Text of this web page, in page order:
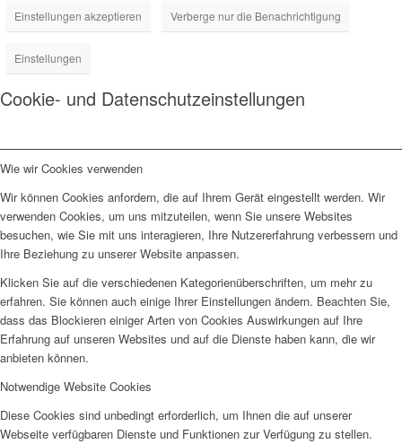
Einstellungen akzeptieren Verberge nur die Benachrichtigung
Einstellungen
Cookie- und Datenschutzeinstellungen
Wie wir Cookies verwenden
Wir können Cookies anfordern, die auf Ihrem Gerät eingestellt werden. Wir
verwenden Cookies, um uns mitzuteilen, wenn Sie unsere Websites
besuchen, wie Sie mit uns interagieren, Ihre Nutzererfahrung verbessern und
Ihre Beziehung zu unserer Website anpassen.
Klicken Sie auf die verschiedenen Kategorienüberschriften, um mehr zu
erfahren. Sie können auch einige Ihrer Einstellungen ändern. Beachten Sie,
dass das Blockieren einiger Arten von Cookies Auswirkungen auf Ihre
Erfahrung auf unseren Websites und auf die Dienste haben kann, die wir
anbieten können.
Notwendige Website Cookies
Diese Cookies sind unbedingt erforderlich, um Ihnen die auf unserer
Webseite verfügbaren Dienste und Funktionen zur Verfügung zu stellen.